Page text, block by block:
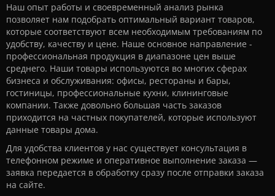
Наш опыт работы и своевременный анализ рынка
позволяет нам подобрать оптимальный вариант товаров,
которые соответствуют всем необходимым требованиям по
удобству, качеству и цене. Наше основное направление -
профессиональная продукция в диапазоне цен выше
среднего. Наши товары используются во многих сферах
бизнеса и обслуживания: офисы, рестораны и бары,
гостиницы, профессиональные кухни, клининговые
компании. Также довольно большая часть заказов
приходится на частных покупателей, которые используют
данные товары дома.
Для удобства клиентов у нас существует консультация в
телефонном режиме и оперативное выполнение заказа —
заявка передается в обработку сразу после отправки заказа
на сайте.